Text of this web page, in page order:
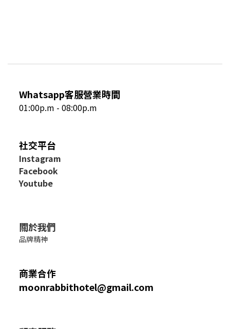
Whatsapp客服營業時間
01:00p.m - 08:00p.m
社交平台
Instagram
Facebook
Youtube
關於我們
品牌精神
商業合作
moonrabbithotel@gmail.com